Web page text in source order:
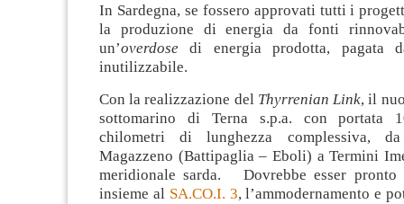
In Sardegna, se fossero approvati tutti i
la produzione di energia da fonti
un’overdose di energia prodotta, pagata
inutilizzabile.
Con la realizzazione del Thyrrenian Link, il
sottomarino di Terna s.p.a. con portata
chilometri di lunghezza complessiva,
Magazzeno (Battipaglia – Eboli) a Termini
meridionale sarda. Dovrebbe esser pronto
insieme al SA.CO.I. 3, l’ammodernamento e